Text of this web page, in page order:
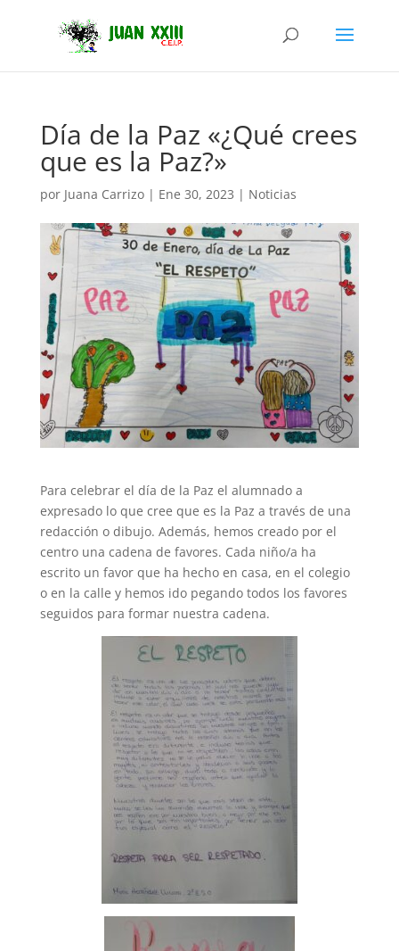
Día de la Paz «¿Qué crees
que es la Paz?»
por Juana Carrizo| Ene 30, 2023 | Noticias
Para celebrar el día de la Paz el alumnado a
expresado lo que cree que es la Paz a través de una
redacción o dibujo. Además, hemos creado por el
centro una cadena de favores. Cada niño/a ha
escrito un favor que ha hecho en casa, en el colegio
o en la calle y hemos ido pegando todos los favores
seguidos para formar nuestra cadena.